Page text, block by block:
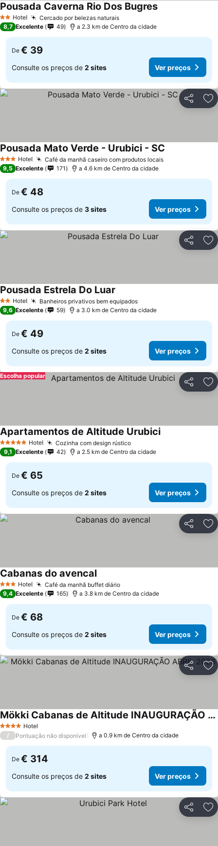
2 Estrelas
Hotel Cercado por belezas naturais
Pousada Caverna Rio Dos Bugres
8,7 Excelente 49 a 2.3 km de Centro da cidade
De € 39
Consulte os preços de 2 sites Ver preços
Partilhar
3 EstrelasHotel Café da manhã caseiro com produtos locais
Pousada Mato Verde - Urubici - SC
9,5 Excelente 171 a 4.6 km de Centro da cidade
De € 48
Consulte os preços de 3 sites Ver preços
Partilhar
2 Estrelas
Hotel Banheiros privativos bem equipados
Pousada Estrela Do Luar
9,6 Excelente 59 a 3.0 km de Centro da cidade
De € 49
Consulte os preços de 2 sites Ver preços
Partilhar
Escolha popular
5 Estrelas Hotel Cozinha com design rústico
Apartamentos de Altitude Urubici
9,1 Excelente 42 a 2.5 km de Centro da cidade
De € 65
Consulte os preços de 2 sites Ver preços
Partilhar
3 EstrelasHotel Café da manhã buffet diário
Cabanas do avencal
9,4 Excelente 165 a 3.8 km de Centro da cidade
De € 68
Consulte os preços de 2 sites Ver preços
Partilhar
4 EstrelasHotel
Mökki Cabanas de Altitude INAUGURAÇÃO ABRIL 2026
/ Pontuação não disponível a 0.9 km de Centro da cidade
De € 314
Consulte os preços de 2 sites Ver preços
Partilhar